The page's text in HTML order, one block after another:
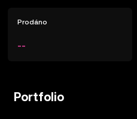
Prodáno
--
Portfolio